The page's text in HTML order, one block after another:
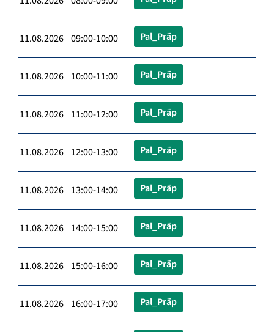
11.08.2026 09:00-10:00 Pal_Präp
11.08.2026 10:00-11:00 Pal_Präp
11.08.2026 11:00-12:00 Pal_Präp
11.08.2026 12:00-13:00 Pal_Präp
11.08.2026 13:00-14:00 Pal_Präp
11.08.2026 14:00-15:00 Pal_Präp
11.08.2026 15:00-16:00 Pal_Präp
11.08.2026 16:00-17:00 Pal_Präp